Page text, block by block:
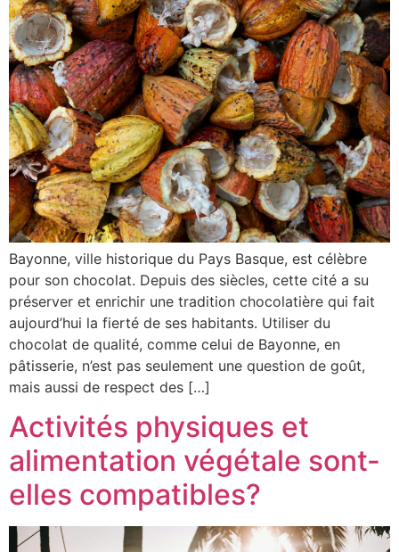
Bayonne, ville historique du Pays Basque, est célèbre
pour son chocolat. Depuis des siècles, cette cité a su
préserver et enrichir une tradition chocolatière qui fait
aujourd’hui la fierté de ses habitants. Utiliser du
chocolat de qualité, comme celui de Bayonne, en
pâtisserie, n’est pas seulement une question de goût,
mais aussi de respect des […]
Activités physiques et
alimentation végétale sont-
elles compatibles?